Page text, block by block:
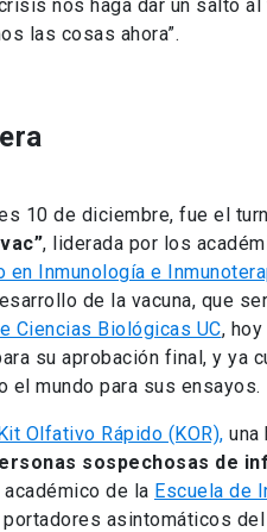
nos haga dar un salto
las cosas ahora”.
10 de diciembre, fue el
, liderada por los
Inmunología e
de la vacuna, que
Ciencias Biológicas UC,
su aprobación final, y ya
el mundo para sus ensayos.
Olfativo Rápido (KOR), una
sospechosas de
de la Escuela de
asintomáticos